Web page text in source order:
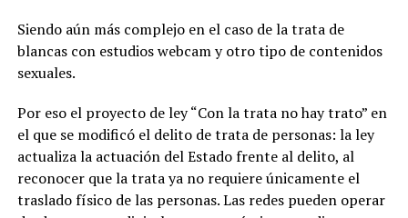
Siendo aún más complejo en el caso de la trata de
blancas con estudios webcam y otro tipo de contenidos
sexuales.
Por eso el proyecto de ley “Con la trata no hay trato” en
el que se modificó el delito de trata de personas: la ley
actualiza la actuación del Estado frente al delito, al
reconocer que la trata ya no requiere únicamente el
traslado físico de las personas. Las redes pueden operar